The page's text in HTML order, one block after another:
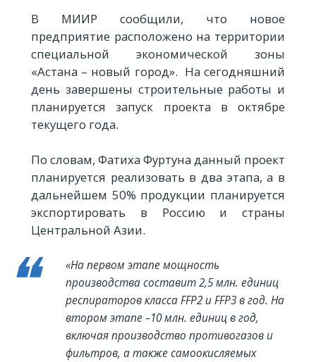
В МИИР сообщили, что новое
предприятие расположено на территории
специальной экономической зоны
«Астана – новый город». На сегодняшний
день завершены строительные работы и
планируется запуск проекта в октябре
текущего года.
По словам, Фатиха Фуртуна данный проект
планируется реализовать в два этапа, а в
дальнейшем 50% продукции планируется
экспортировать в Россию и страны
Центральной Азии.
«На первом этапе мощность
производства составит 2,5 млн. единиц
респираторов класса FFP2 и FFP3 в год. На
втором этапе –10 млн. единиц в год,
включая производство противогазов и
фильтров, а также самоокисляемых